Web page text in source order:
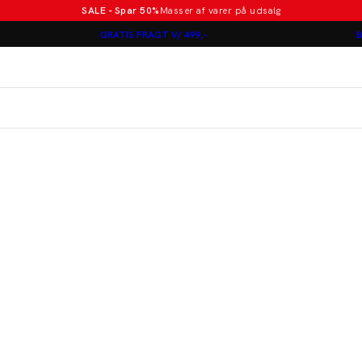
SALE - Spar 50%Masser af varer på udsalg
GRATIS FRAGT V/ 499,-Poloer i nye farver
Jakkesæt fra 1499 kr.
Lindbergh